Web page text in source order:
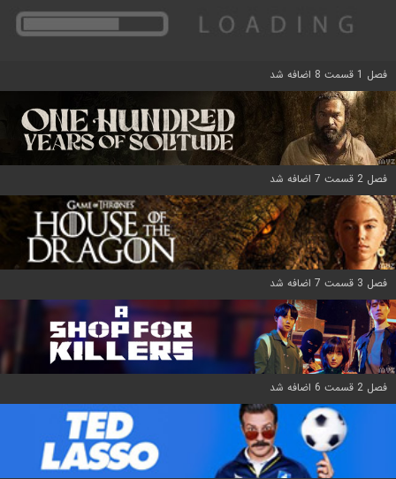
فصل 1 قسمت 8 اضافه شد
فصل 2 قسمت 7 اضافه شد
فصل 3 قسمت 7 اضافه شد
فصل 2 قسمت 6 اضافه شد